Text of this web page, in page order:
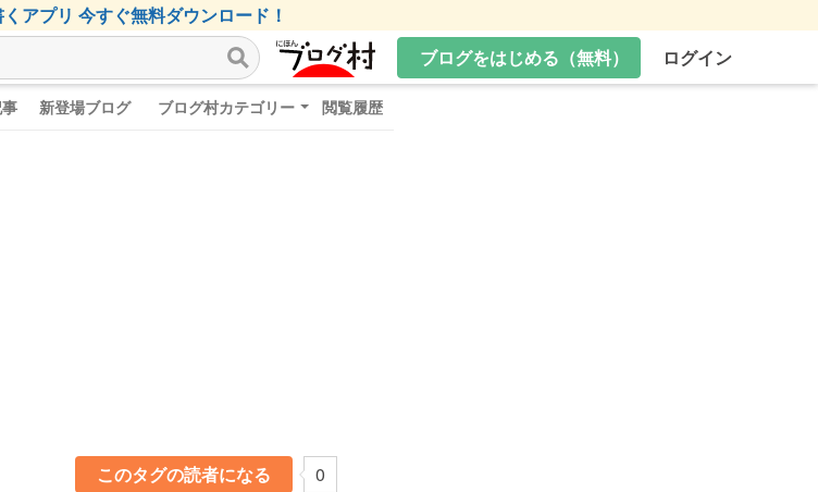
アプリ 今すぐ無料ダウンロード！
ブログをはじめる（無料）
ログイン
新登場ブログ ブログ村カテゴリー 閲覧履歴
このタグの読者になる 0